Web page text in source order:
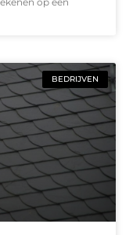
BEDRIJVEN